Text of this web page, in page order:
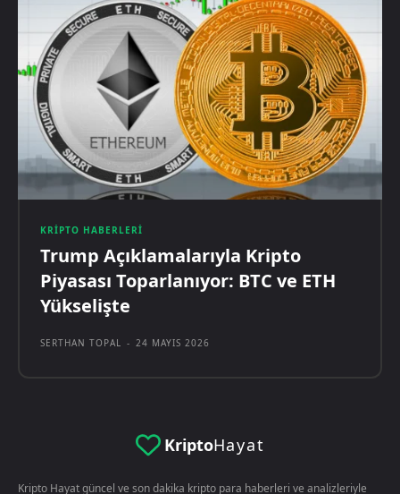
KRIPTO HABERLERI
Trump Açıklamalarıyla Kripto
Piyasası Toparlanıyor: BTC ve ETH
Yükselişte
SERTHAN TOPAL - 24 MAYIS 2026
KriptoHayat
Kripto Hayat güncel ve son dakika kripto para haberleri ve analizleriyle